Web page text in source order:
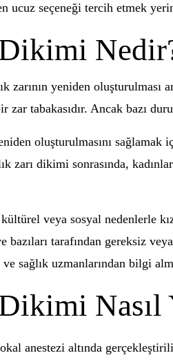
ucuz seçeneği tercih etmek
Dikimi
zarının yeniden
zar tabakasıdır. Ancak bazı
oluşturulmasını
zarı dikimi sonrasında,
kültürel veya sosyal nedenlerle
bazıları tarafından gereksiz
sağlık uzmanlarından bilgi
Nasıl
anestezi altında